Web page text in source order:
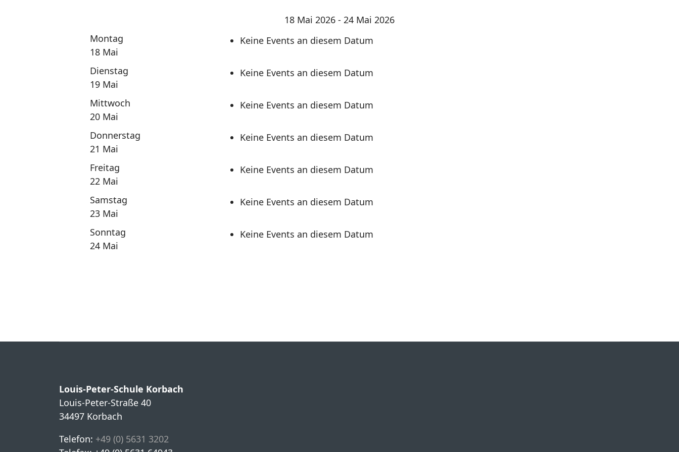
18 Mai 2026 - 24 Mai 2026
Montag
18 Mai
Keine Events an diesem Datum
Dienstag
19 Mai
Keine Events an diesem Datum
Mittwoch
20 Mai
Keine Events an diesem Datum
Donnerstag
21 Mai
Keine Events an diesem Datum
Freitag
22 Mai
Keine Events an diesem Datum
Samstag
23 Mai
Keine Events an diesem Datum
Sonntag
24 Mai
Keine Events an diesem Datum
Louis-Peter-Schule Korbach
Louis-Peter-Straße 40
34497 Korbach
Telefon: +49 (0) 5631 3202